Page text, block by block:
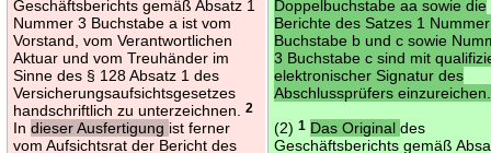
Geschäftsberichts gemäß Absatz 1
Nummer 3 Buchstabe a ist vom
Vorstand, vom Verantwortlichen
Aktuar und vom Treuhänder im
Sinne des § 128 Absatz 1 des
Versicherungsaufsichtsgesetzes
handschriftlich zu unterzeichnen.2
Indieser Ausfertigung ist ferner
vom Aufsichtsrat der Bericht des
Doppelbuchstabe aa sowie die
Berichte des Satzes 1
Buchstabe b und c sowie
3 Buchstabe c sind mit
elektronischer Signatur des
Abschlussprüfers einzureichen.
(2)1 Das Originaldes
Geschäftsberichts gemäß